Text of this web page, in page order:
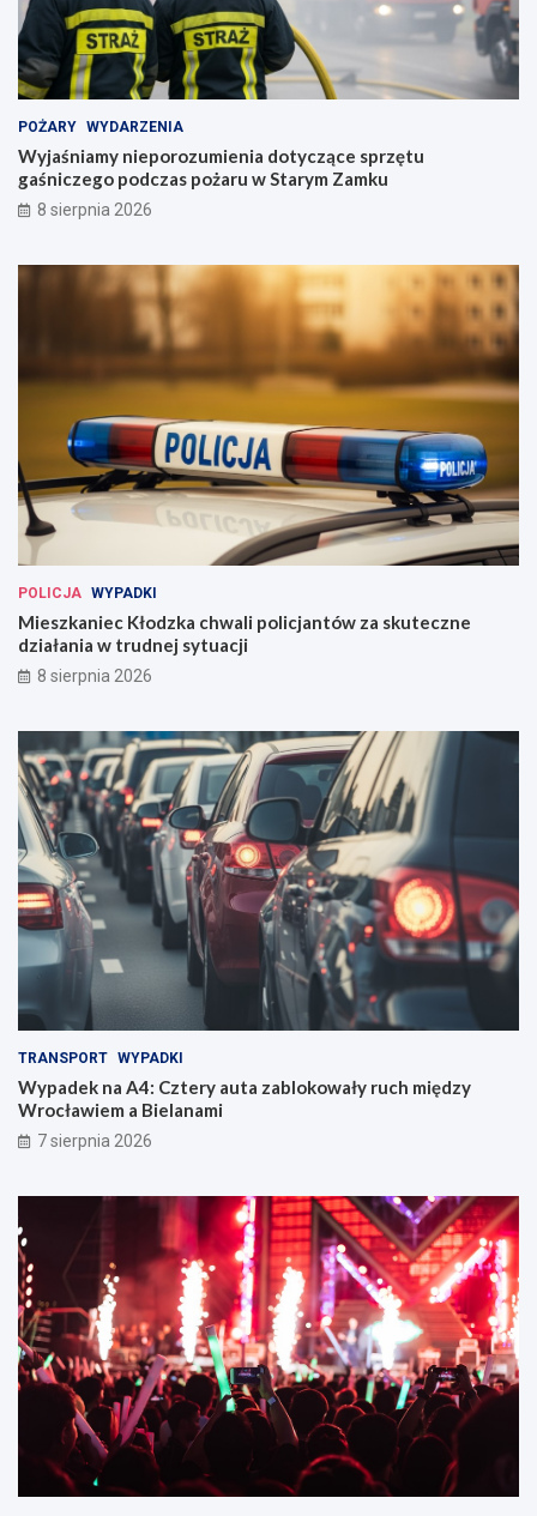
POŻARY WYDARZENIA
Wyjaśniamy nieporozumienia dotyczące sprzętu
gaśniczego podczas pożaru w Starym Zamku
8 sierpnia 2026
POLICJA WYPADKI
Mieszkaniec Kłodzka chwali policjantów za skuteczne
działania w trudnej sytuacji
8 sierpnia 2026
TRANSPORT WYPADKI
Wypadek na A4: Cztery auta zablokowały ruch między
Wrocławiem a Bielanami
7 sierpnia 2026